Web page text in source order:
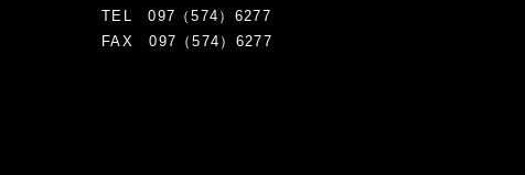
TEL 097（574）6277
FAX 097（574）6277